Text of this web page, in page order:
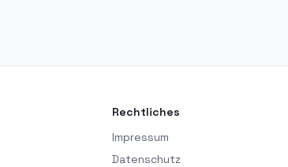
Rechtliches
Impressum
Datenschutz